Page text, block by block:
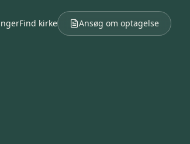
Find kirke Ansøg om optagelse